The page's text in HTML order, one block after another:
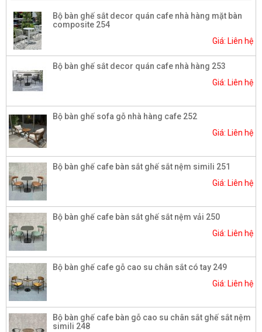
Bộ bàn ghế sắt decor quán cafe nhà hàng mặt bàn
composite 254
Giá: Liên hệ
Bộ bàn ghế sắt decor quán cafe nhà hàng 253
Giá: Liên hệ
Bộ bàn ghế sofa gỗ nhà hàng cafe 252
Giá: Liên hệ
Bộ bàn ghế cafe bàn sắt ghế sắt nệm simili 251
Giá: Liên hệ
Bộ bàn ghế cafe bàn sắt ghế sắt nệm vải 250
Giá: Liên hệ
Bộ bàn ghế cafe gỗ cao su chân sắt có tay 249
Giá: Liên hệ
Bộ bàn ghế cafe bàn gỗ cao su chân sắt ghế sắt nệm
simili 248